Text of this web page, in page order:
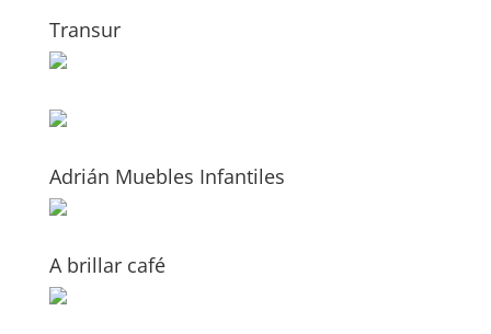
Transur
Adrián Muebles Infantiles
A brillar café